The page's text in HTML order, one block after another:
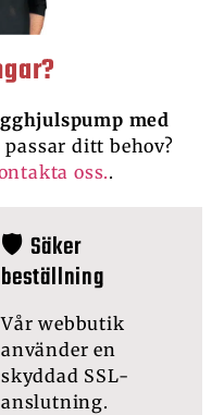
med
passar ditt behov?
oss..
🛡️ Säker
beställning
Vår webbutik
använder en
skyddad SSL-
anslutning.